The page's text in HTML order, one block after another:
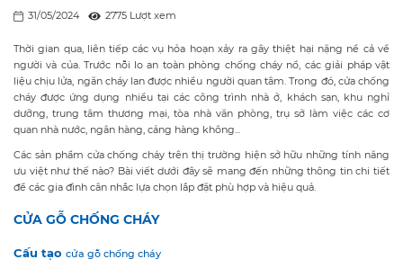
31/05/2024 2775 Lượt xem
Thời gian qua, liên tiếp các vụ hỏa hoạn xảy ra gây thiệt hại nặng nề cả về
người và của. Trước nỗi lo an toàn phòng chống cháy nổ, các giải pháp vật
liệu chịu lửa, ngăn cháy lan được nhiều người quan tâm. Trong đó, cửa chống
cháy được ứng dụng nhiều tại các công trình nhà ở, khách sạn, khu nghỉ
dưỡng, trung tâm thương mại, tòa nhà văn phòng, trụ sở làm việc các cơ
quan nhà nước, ngân hàng, cảng hàng không...
Các sản phẩm cửa chống cháy trên thị trường hiện sở hữu những tính năng
ưu việt như thế nào? Bài viết dưới đây sẽ mang đến những thông tin chi tiết
để các gia đình cân nhắc lựa chọn lắp đặt phù hợp và hiệu quả.
CỬA GỖ CHỐNG CHÁY
Cấu tạo cửa gỗ chống cháy